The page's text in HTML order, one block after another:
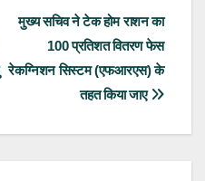
मुख्य सचिव ने टेक होम राशन का
100 प्रतिशत वितरण फेस
रेकग्निशन सिस्टम (एफआरएस) के
तहत किया जाए